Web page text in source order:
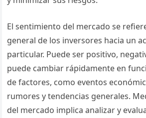
El sentimiento del mercado se
general de los inversores hacia un
particular. Puede ser positivo,
puede cambiar rápidamente en
de factores, como eventos
rumores y tendencias generales.
del mercado implica analizar y